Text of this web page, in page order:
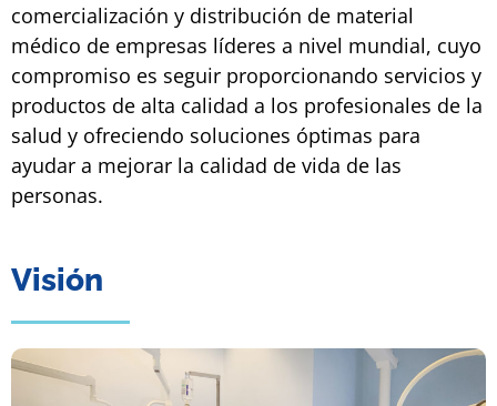
comercialización y distribución de material
médico de empresas líderes a nivel mundial, cuyo
compromiso es seguir proporcionando servicios y
productos de alta calidad a los profesionales de la
salud y ofreciendo soluciones óptimas para
ayudar a mejorar la calidad de vida de las
personas.
Visión